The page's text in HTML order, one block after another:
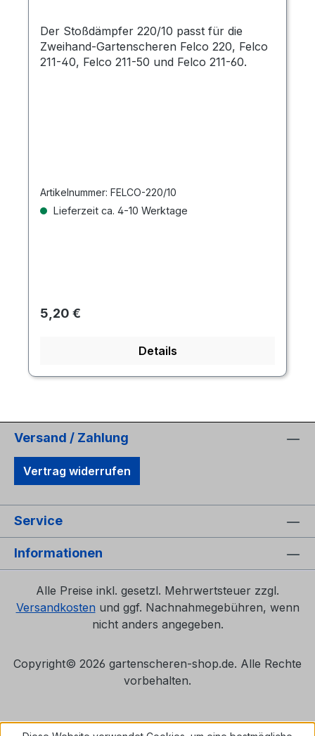
Der Stoßdämpfer 220/10 passt für die
Zweihand-Gartenscheren Felco 220, Felco
211-40, Felco 211-50 und Felco 211-60.
Artikelnummer: FELCO-220/10
Lieferzeit ca. 4-10 Werktage
Regulärer Preis:
5,20 €
Details
Versand / Zahlung
Vertrag widerrufen
Service
Informationen
Alle Preise inkl. gesetzl. Mehrwertsteuer zzgl.
Versandkosten und ggf. Nachnahmegebühren, wenn
nicht anders angegeben.
Copyright© 2026 gartenscheren-shop.de. Alle Rechte
vorbehalten.